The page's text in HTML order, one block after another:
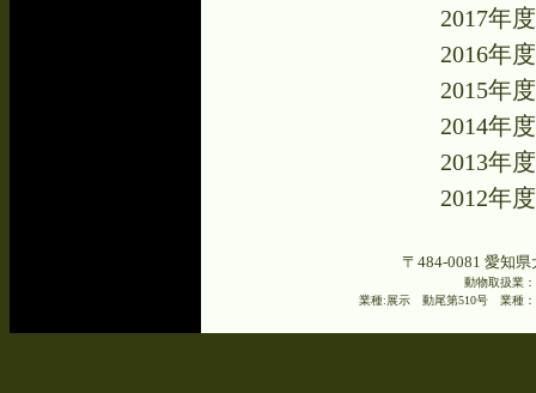
2017年
2016年
2015年
2014年
2013年
2012年
〒484-0081 愛知
動物取扱業
業種:展示 動尾第510号 業種